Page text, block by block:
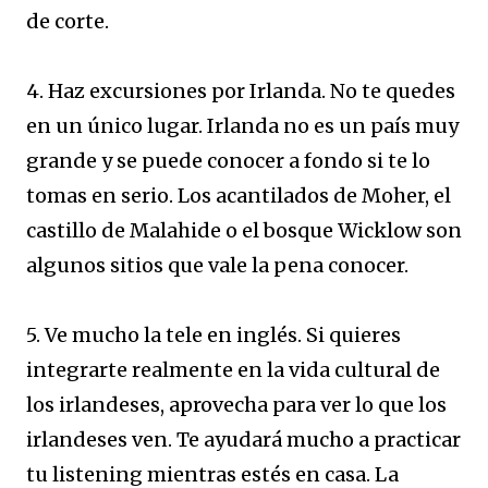
de corte.
4. Haz excursiones por Irlanda. No te quedes
en un único lugar. Irlanda no es un país muy
grande y se puede conocer a fondo si te lo
tomas en serio. Los acantilados de Moher, el
castillo de Malahide o el bosque Wicklow son
algunos sitios que vale la pena conocer.
5. Ve mucho la tele en inglés. Si quieres
integrarte realmente en la vida cultural de
los irlandeses, aprovecha para ver lo que los
irlandeses ven. Te ayudará mucho a practicar
tu listening mientras estés en casa. La